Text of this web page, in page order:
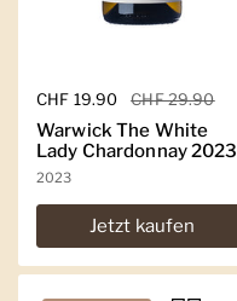
Regulärer Preis
CHF 19.90 Sale-Preis
CHF 29.90
Warwick The White
Lady Chardonnay 2023
2023
Jetzt kaufen